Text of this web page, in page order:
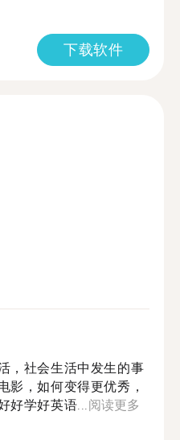
下载软件
，社会生活中发生的事
影，如何变得更优秀，
好学好英语...阅读更多